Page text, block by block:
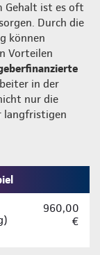
Gehalt ist es oft
Durch die
können
Vorteilen
in der
nur die
langfristigen
960,00
€